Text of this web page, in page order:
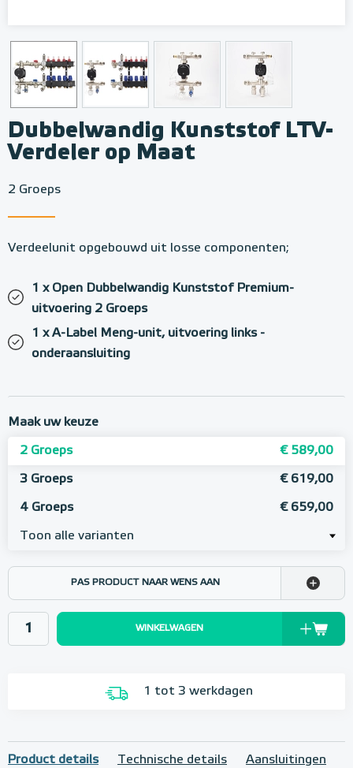
Dubbelwandig Kunststof LTV-
Verdeler op Maat
2 Groeps
Verdeelunit opgebouwd uit losse componenten;
1 x Open Dubbelwandig Kunststof Premium-
uitvoering 2 Groeps
1 x A-Label Meng-unit, uitvoering links -
onderaansluiting
Maak uw keuze
2 Groeps € 589,00
3 Groeps € 619,00
4 Groeps € 659,00
Toon alle varianten
PAS PRODUCT NAAR WENS AAN
WINKELWAGEN
1 tot 3 werkdagen
Product details Technische details Aansluitingen